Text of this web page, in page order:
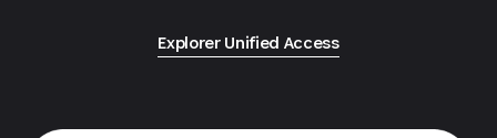
Explorer Unified Access